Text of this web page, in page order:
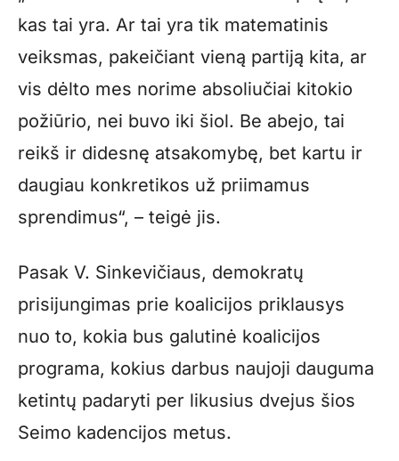
kas tai yra. Ar tai yra tik matematinis
veiksmas, pakeičiant vieną partiją kita, ar
vis dėlto mes norime absoliučiai kitokio
požiūrio, nei buvo iki šiol. Be abejo, tai
reikš ir didesnę atsakomybę, bet kartu ir
daugiau konkretikos už priimamus
sprendimus“, – teigė jis.
Pasak V. Sinkevičiaus, demokratų
prisijungimas prie koalicijos priklausys
nuo to, kokia bus galutinė koalicijos
programa, kokius darbus naujoji dauguma
ketintų padaryti per likusius dvejus šios
Seimo kadencijos metus.